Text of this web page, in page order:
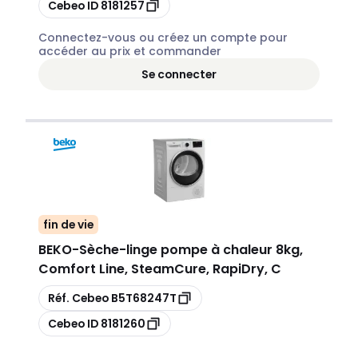
Cebeo ID 8181257
Connectez-vous ou créez un compte pour
accéder au prix et commander
Se connecter
fin de vie
BEKO-Sèche-linge pompe à chaleur 8kg,
Comfort Line, SteamCure, RapiDry, C
Copier
Réf. Cebeo B5T68247T
Copier
Cebeo ID 8181260